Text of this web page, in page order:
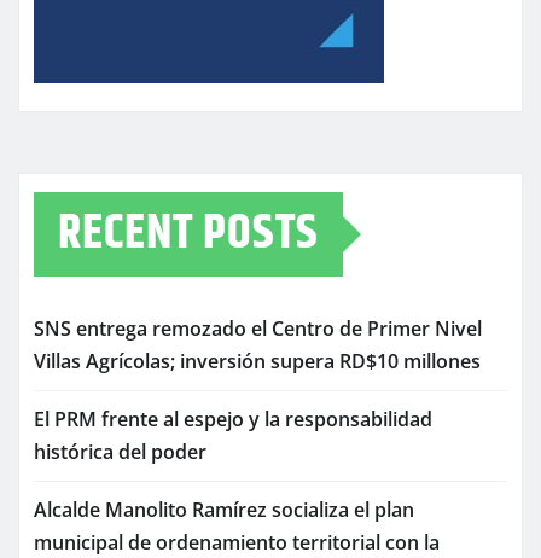
RECENT POSTS
SNS entrega remozado el Centro de Primer Nivel
Villas Agrícolas; inversión supera RD$10 millones
El PRM frente al espejo y la responsabilidad
histórica del poder
Alcalde Manolito Ramírez socializa el plan
municipal de ordenamiento territorial con la